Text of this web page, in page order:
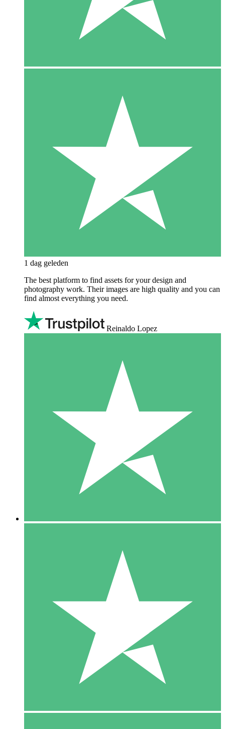
1 dag geleden
The best platform to find assets for your design and
photography work. Their images are high quality and you can
find almost everything you need.
Reinaldo Lopez